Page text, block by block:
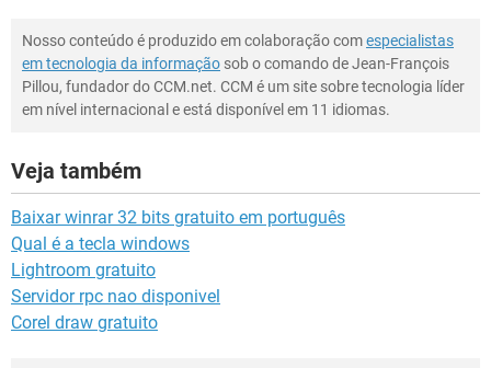
Nosso conteúdo é produzido em colaboração comespecialistas
em tecnologia da informação sob o comando de Jean-François
Pillou, fundador do CCM.net. CCM é um site sobre tecnologia líder
em nível internacional e está disponível em 11 idiomas.
Veja também
Baixar winrar 32 bits gratuito em português
Qual é a tecla windows
Lightroom gratuito
Servidor rpc nao disponivel
Corel draw gratuito